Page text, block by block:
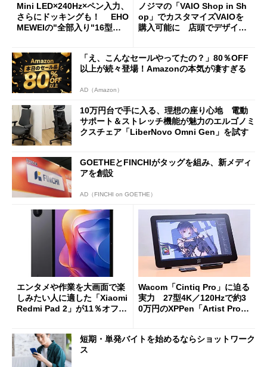
Mini LED×240Hz×ペン入力、
さらにドッキングも！ EHO
MEWEIの"全部入り"16型モ
ノジマの「VAIO Shop in Sh
op」でカスタマイズVAIOを
購入可能に 店頭でデザイン
「え、こんなセールやってたの？」80％OFF
以上が続々登場！Amazonの本気が凄すぎる
AD（Amazon）
10万円台で手に入る、理想の座り心地 電動
サポート＆ストレッチ機能が魅力のエルゴノミ
クスチェア「LiberNovo Omni Gen」を試す
GOETHEとFINCHIがタッグを組み、新メディ
アを創設
AD（FINCHI on GOETHE）
エンタメや作業を大画面で楽
しみたい人に適した「Xiaomi
Redmi Pad 2」が11％オフの
Wacom「Cintiq Pro」に迫る
実力 27型4K／120Hzで約3
0万円のXPPen「Artist Pro 2
短期・単発バイトを始めるならショットワーク
ス